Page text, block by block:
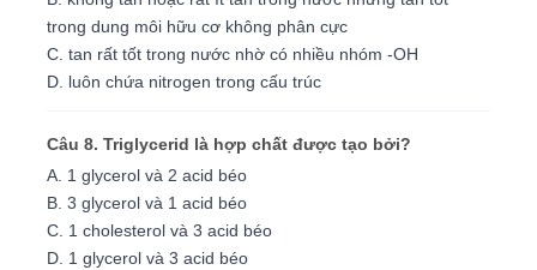
trong dung môi hữu cơ không phân cực
C. tan rất tốt trong nước nhờ có nhiều nhóm -OH
D. luôn chứa nitrogen trong cấu trúc
Câu 8. Triglycerid là hợp chất được tạo bởi?
A. 1 glycerol và 2 acid béo
B. 3 glycerol và 1 acid béo
C. 1 cholesterol và 3 acid béo
D. 1 glycerol và 3 acid béo